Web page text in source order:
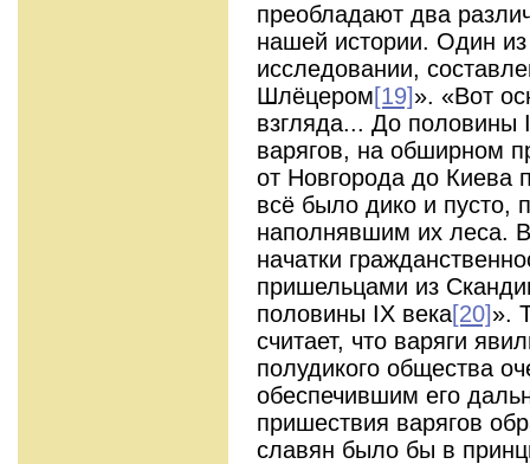
преобладают два
нашей истории. Один
исследовании,
Шлёцером[19]». «Вот
взгляда... До половины
варягов, на обширном
от Новгорода до Киева
всё было дико и пусто,
наполнявшим их леса.
начатки
пришельцами из
половины IX века[20]».
считает, что варяги
полудикого общества
обеспечившим его
пришествия варягов
славян было бы в